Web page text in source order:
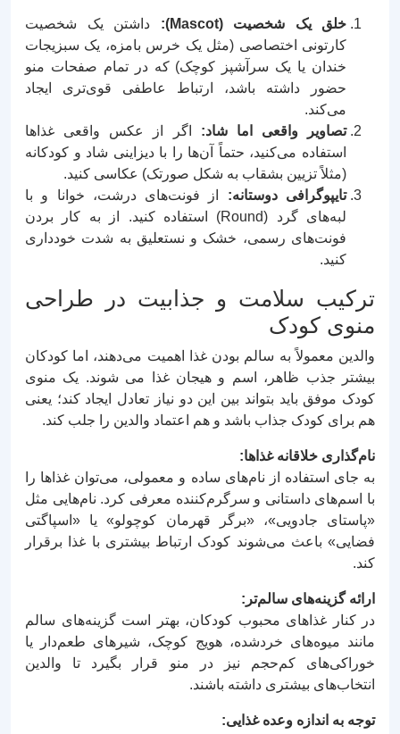
خلق یک شخصیت (Mascot):
داشتن یک شخصیت
کارتونی اختصاصی (مثل یک خرس بامزه، یک سبزیجات
خندان یا یک سرآشپز کوچک) که در تمام صفحات منو
حضور داشته باشد، ارتباط عاطفی قوی‌تری ایجاد
می‌کند.
تصاویر واقعی اما شاد: اگر از عکس واقعی غذاها
استفاده می‌کنید، حتماً آن‌ها را با دیزاینی شاد و کودکانه
(مثلاً تزیین بشقاب به شکل صورتک) عکاسی کنید.
تایپوگرافی دوستانه: از فونت‌های درشت، خوانا و با
لبه‌های گرد (Round) استفاده کنید. از به کار بردن
فونت‌های رسمی، خشک و نستعلیق به شدت خودداری
کنید.
ترکیب سلامت و جذابیت در طراحی
منوی کودک
والدین معمولاً به سالم بودن غذا اهمیت می‌دهند، اما کودکان
بیشتر جذب ظاهر، اسم و هیجان غذا می‌ شوند. یک منوی
کودک موفق باید بتواند بین این دو نیاز تعادل ایجاد کند؛ یعنی
هم برای کودک جذاب باشد و هم اعتماد والدین را جلب کند.
نام‌گذاری خلاقانه غذاها:
به جای استفاده از نام‌های ساده و معمولی، می‌توان غذاها را
با اسم‌های داستانی و سرگرم‌کننده معرفی کرد. نام‌هایی مثل
«پاستای جادویی»، «برگر قهرمان کوچولو» یا «اسپاگتی
فضایی» باعث می‌شوند کودک ارتباط بیشتری با غذا برقرار
کند.
ارائه گزینه‌های سالم‌تر:
در کنار غذاهای محبوب کودکان، بهتر است گزینه‌های سالم
مانند میوه‌های خردشده، هویج کوچک، شیرهای طعم‌دار یا
خوراکی‌های کم‌حجم نیز در منو قرار بگیرد تا والدین
انتخاب‌های بیشتری داشته باشند.
توجه به اندازه وعده غذایی: